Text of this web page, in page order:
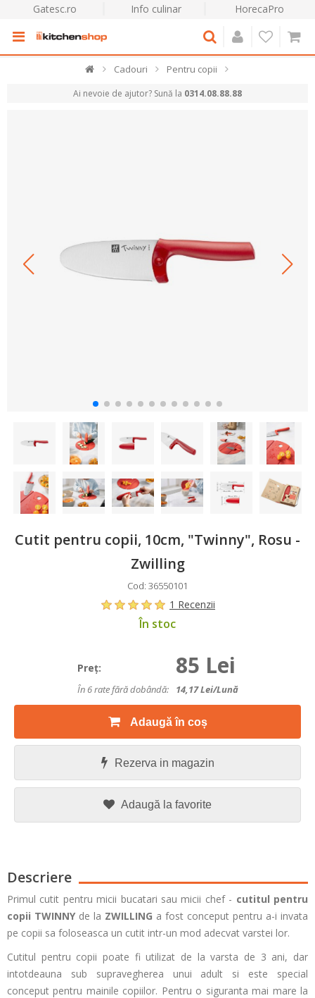
Gatesc.ro Info culinar HorecaPro
Cadouri Pentru copii
Ai nevoie de ajutor? Sună la 0314.08.88.88
Cutit pentru copii, 10cm, "Twinny", Rosu -
Zwilling
Cod: 36550101
1 Recenzii
În stoc
Preţ: 85 Lei
În 6 rate fără dobândă: 14,17Lei/lună
Adaugă în coș
Rezerva in magazin
Adaugă la favorite
Descriere
Primul cutit pentru micii bucatari sau micii chef - cutitul pentru
copii TWINNYde la ZWILLING a fost conceput pentru a-i invata
pe copii sa foloseasca un cutit intr-un mod adecvat varstei lor.
Cutitul pentru copii poate fi utilizat de la varsta de 3 ani, dar
intotdeauna sub supravegherea unui adult si este special
conceput pentru mainile copiilor. Pentru o siguranta mai mare la